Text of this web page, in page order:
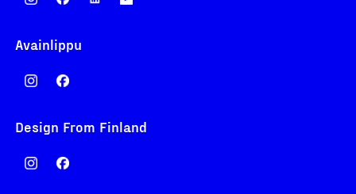
Avainlippu
Design From Finland